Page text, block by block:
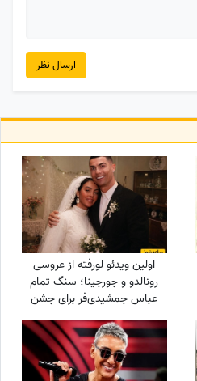
ارسال نظر
اولین ویدئو لورفته از عروسی
رونالدو و جورجینا؛ سنگ تمام
عباس جمشیدی‌فر برای جشن
نوستالژیک ستاره فوتبال!